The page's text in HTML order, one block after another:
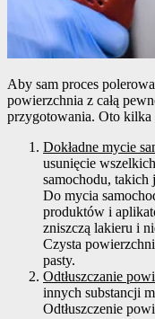
Aby sam proces
powierzchnia z całą
przygotowania. Oto kilka
Dokładne mycie
usunięcie
samochodu, takich
Do mycia
produktów i
zniszczą lakieru i
Czysta
pasty.
Odtłuszczanie
innych substancji
Odtłuszczenie